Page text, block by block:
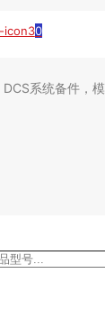
0
系统备件，